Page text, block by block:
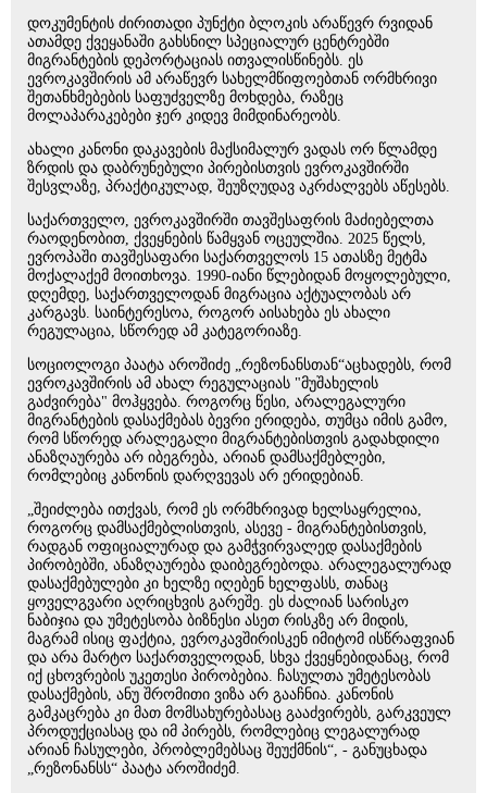
დოკუმენტის ძირითადი პუნქტი ბლოკის არაწევრ რვიდან
ათამდე ქვეყანაში გახსნილ სპეციალურ ცენტრებში
მიგრანტების დეპორტაციას ითვალისწინებს. ეს
ევროკავშირის ამ არაწევრ სახელმწიფოებთან ორმხრივი
შეთანხმებების საფუძველზე მოხდება, რაზეც
მოლაპარაკებები ჯერ კიდევ მიმდინარეობს.
ახალი კანონი დაკავების მაქსიმალურ ვადას ორ წლამდე
ზრდის და დაბრუნებული პირებისთვის ევროკავშირში
შესვლაზე, პრაქტიკულად, შეუზღუდავ აკრძალვებს აწესებს.
საქართველო, ევროკავშირში თავშესაფრის მაძიებელთა
რაოდენობით, ქვეყნების წამყვან ოცეულშია. 2025 წელს,
ევროპაში თავშესაფარი საქართველოს 15 ათასზე მეტმა
მოქალაქემ მოითხოვა. 1990-იანი წლებიდან მოყოლებული,
დღემდე, საქართველოდან მიგრაცია აქტუალობას არ
კარგავს. საინტერესოა, როგორ აისახება ეს ახალი
რეგულაცია, სწორედ ამ კატეგორიაზე.
სოციოლოგი პაატა აროშიძე „რეზონანსთან“აცხადებს, რომ
ევროკავშირის ამ ახალ რეგულაციას "მუშახელის
გაძვირება" მოჰყვება. როგორც წესი, არალეგალური
მიგრანტების დასაქმებას ბევრი ერიდება, თუმცა იმის გამო,
რომ სწორედ არალეგალი მიგრანტებისთვის გადახდილი
ანაზღაურება არ იბეგრება, არიან დამსაქმებლები,
რომლებიც კანონის დარღვევას არ ერიდებიან.
„შეიძლება ითქვას, რომ ეს ორმხრივად ხელსაყრელია,
როგორც დამსაქმებლისთვის, ასევე - მიგრანტებისთვის,
რადგან ოფიციალურად და გამჭვირვალედ დასაქმების
პირობებში, ანაზღაურება დაიბეგრებოდა. არალეგალურად
დასაქმებულები კი ხელზე იღებენ ხელფასს, თანაც
ყოველგვარი აღრიცხვის გარეშე. ეს ძალიან სარისკო
ნაბიჯია და უმეტესობა ბიზნესი ასეთ რისკზე არ მიდის,
მაგრამ ისიც ფაქტია, ევროკავშირისკენ იმიტომ ისწრაფვიან
და არა მარტო საქართველოდან, სხვა ქვეყნებიდანაც, რომ
იქ ცხოვრების უკეთესი პირობებია. ჩასულთა უმეტესობას
დასაქმების, ანუ შრომითი ვიზა არ გააჩნია. კანონის
გამკაცრება კი მათ მომსახურებასაც გააძვირებს, გარკვეულ
პროდუქციასაც და იმ პირებს, რომლებიც ლეგალურად
არიან ჩასულები, პრობლემებსაც შეუქმნის“, - განუცხადა
„რეზონანსს“ პაატა აროშიძემ.